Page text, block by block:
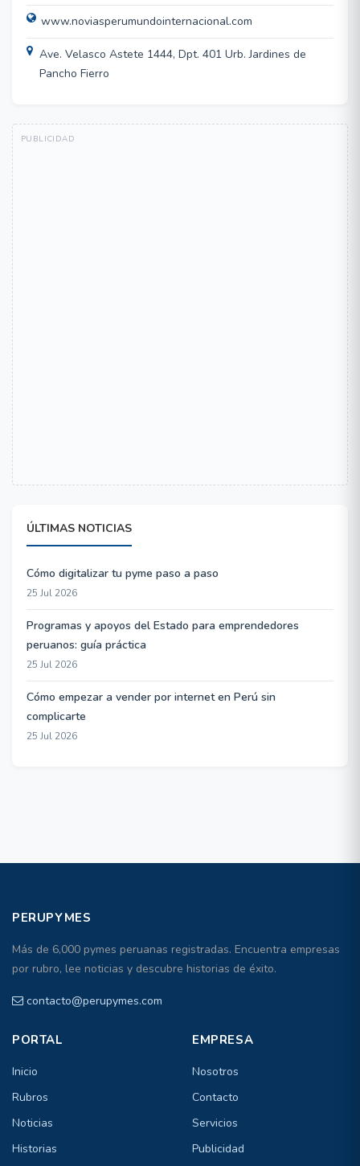
www.noviasperumundointernacional.com
Ave. Velasco Astete 1444, Dpt. 401 Urb. Jardines de
Pancho Fierro
ÚLTIMAS NOTICIAS
Cómo digitalizar tu pyme paso a paso
25 Jul 2026
Programas y apoyos del Estado para emprendedores
peruanos: guía práctica
25 Jul 2026
Cómo empezar a vender por internet en Perú sin
complicarte
25 Jul 2026
PERUPYMES
Más de 6,000 pymes peruanas registradas. Encuentra empresas
por rubro, lee noticias y descubre historias de éxito.
contacto@perupymes.com
PORTAL
Inicio
Rubros
Noticias
Historias
EMPRESA
Nosotros
Contacto
Servicios
Publicidad